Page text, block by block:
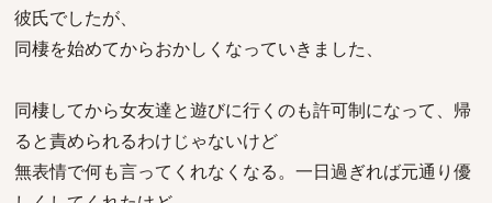
彼氏でしたが、
同棲を始めてからおかしくなっていきました、
同棲してから女友達と遊びに行くのも許可制になって、帰
ると責められるわけじゃないけど
無表情で何も言ってくれなくなる。一日過ぎれば元通り優